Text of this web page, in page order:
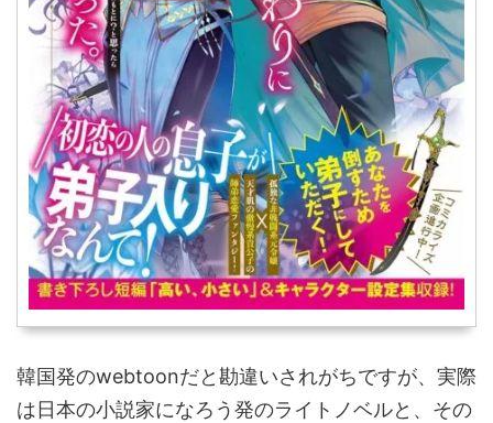
韓国発のwebtoonだと勘違いされがちですが、実際
は日本の小説家になろう発のライトノベルと、その